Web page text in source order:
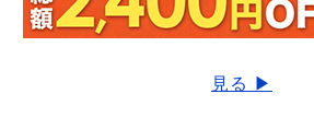
見る ▶